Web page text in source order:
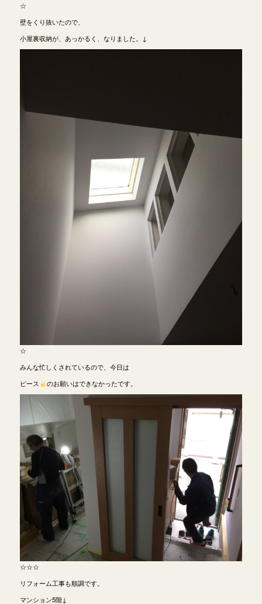
☆
壁をくり抜いたので、
小屋裏収納が、あっかるく、なりました。↓
☆
みんな忙しくされているので、今日は
ピース
のお願いはできなかったです。
☆☆☆
リフォーム工事も順調です。
マンション5階↓